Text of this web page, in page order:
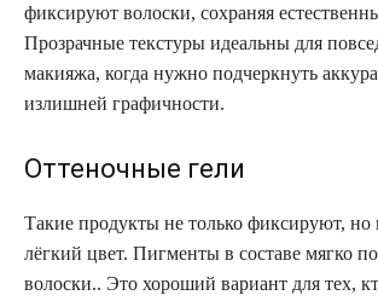
фиксируют волоски, сохраняя
Прозрачные текстуры идеальны для
макияжа, когда нужно подчеркнуть
излишней графичности.
Оттеночные гели
Такие продукты не только фиксируют,
лёгкий цвет. Пигменты в составе мягко
волоски.. Это хороший вариант для тех,